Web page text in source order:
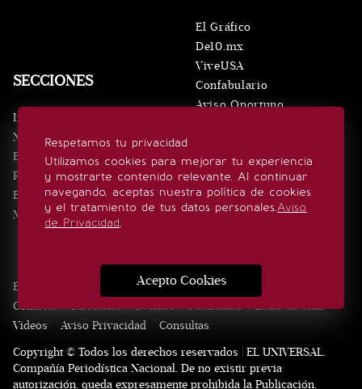
Respetamos tu privacidad
Utilizamos cookies para mejorar tu experiencia
y mostrarte contenido relevante. Al continuar
navegando, aceptas nuestra política de cookies
y el tratamiento de tus datos personales.Aviso
de Privacidad.
Acepto Cookies
SECCIONES
Inicio
Noticias
Eventos
Realeza
Estilo de vida
Minuto x Minuto
El Gráfico
De10.mx
ViveUSA
Confabulario
Aviso Oportuno
SÍGUENOS
Edición Impresa Noticias Quiénes somos
Contacto
Directorio Eventos Publicidad
Estilo de vida
Videos
Aviso Privacidad
Consultas
Copyright © Todos los derechos reservados | EL UNIVERSAL,
Compañía Periodística Nacional. De no existir previa
autorización, queda expresamente prohibida la Publicación,